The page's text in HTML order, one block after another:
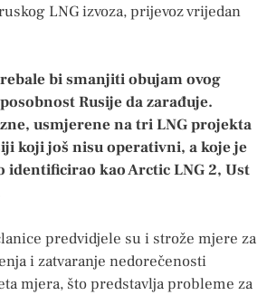
LNG izvoza, prijevoz vrijedan
bi smanjiti obujam ovog
Rusije da zarađuje.
usmjerene na tri LNG projekta
koji još nisu operativni, a koje je
identificirao kao Arctic LNG 2, Ust
predvidjele su i strože mjere za
i zatvaranje nedorečenosti
mjera, što predstavlja probleme za